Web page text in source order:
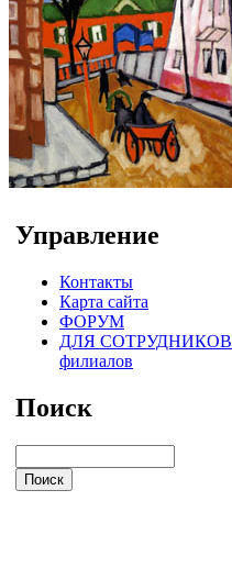
Управление
Контакты
Карта сайта
ФОРУМ
ДЛЯ СОТРУДНИКОВ
филиалов
Поиск